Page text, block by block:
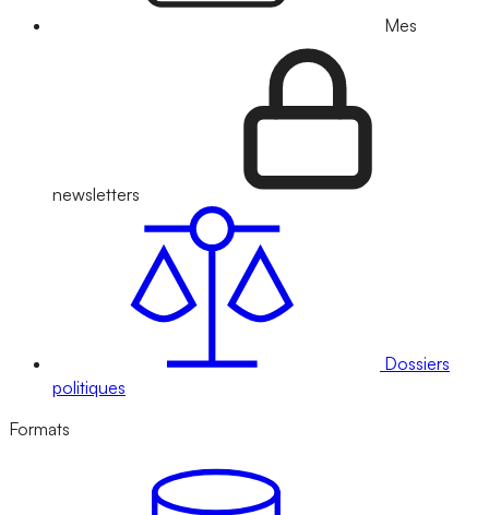
Mes
newsletters
Dossiers
politiques
Formats